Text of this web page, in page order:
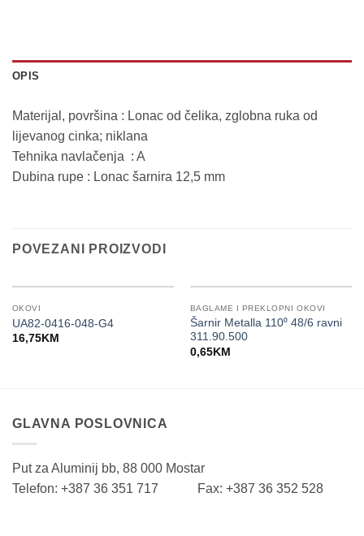
OPIS
Materijal, površina : Lonac od čelika, zglobna ruka od
lijevanog cinka; niklana
Tehnika navlačenja : A
Dubina rupe : Lonac šarnira 12,5 mm
POVEZANI PROIZVODI
OKOVI
UA82-0416-048-G4
16,75KM
BAGLAME I PREKLOPNI OKOVI
Šarnir Metalla 110⁰ 48/6 ravni
311.90.500
0,65KM
GLAVNA POSLOVNICA
Put za Aluminij bb, 88 000 Mostar
Telefon: +387 36 351 717 Fax: +387 36 352 528